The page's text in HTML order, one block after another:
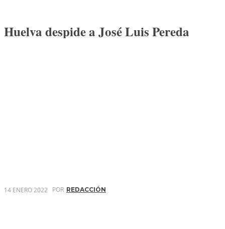
Huelva despide a José Luis Pereda
14 ENERO 2022 POR REDACCIÓN